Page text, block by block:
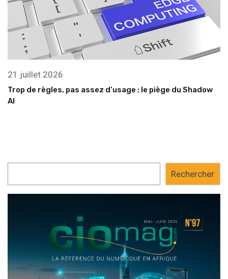
21 juillet 2026
Trop de règles, pas assez d’usage : le piège du Shadow
AI
Rechercher